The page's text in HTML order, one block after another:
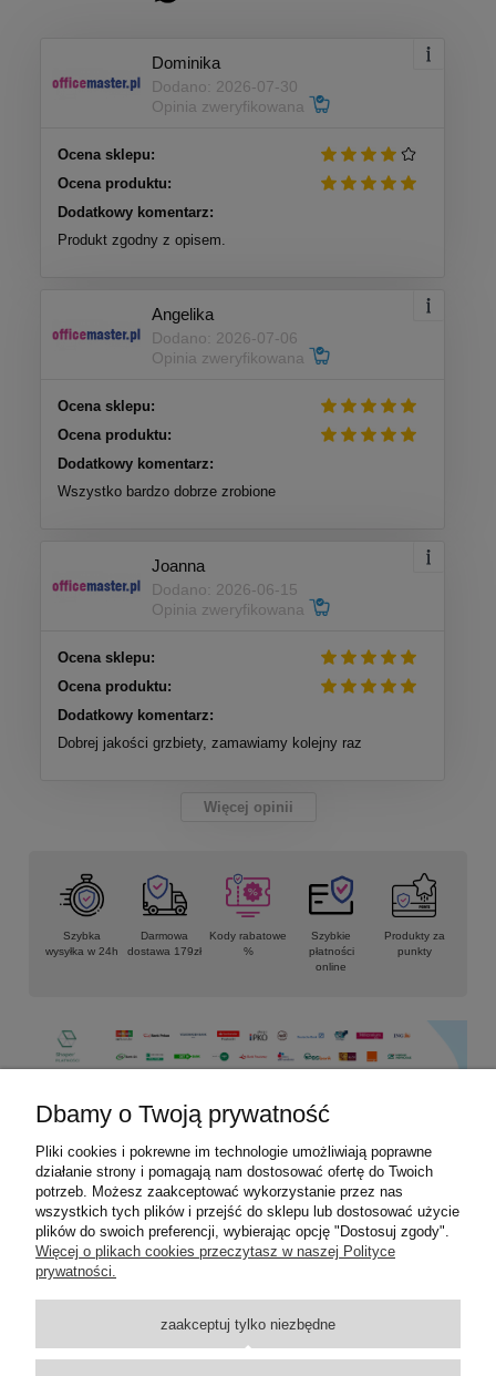
Dominika
Dodano: 2026-07-30
Opinia zweryfikowana
Ocena sklepu:
Ocena produktu:
Dodatkowy komentarz:
Produkt zgodny z opisem.
Angelika
Dodano: 2026-07-06
Opinia zweryfikowana
Ocena sklepu:
Ocena produktu:
Dodatkowy komentarz:
Wszystko bardzo dobrze zrobione
Joanna
Dodano: 2026-06-15
Opinia zweryfikowana
Ocena sklepu:
Ocena produktu:
Dodatkowy komentarz:
Dobrej jakości grzbiety, zamawiamy kolejny raz
Więcej opinii
Szybka
wysyłka w 24h
Darmowa
dostawa 179zł
Kody rabatowe
%
Szybkie
płatności
online
Produkty za
punkty
Informacje
Płatności i dostawa
Moje konto
Pomoc
Dbamy o Twoją prywatność
Pliki cookies i pokrewne im technologie umożliwiają poprawne
działanie strony i pomagają nam dostosować ofertę do Twoich
potrzeb. Możesz zaakceptować wykorzystanie przez nas
wszystkich tych plików i przejść do sklepu lub dostosować użycie
plików do swoich preferencji, wybierając opcję "Dostosuj zgody".
Więcej o plikach cookies przeczytasz w naszej Polityce
prywatności.
zaakceptuj tylko niezbędne